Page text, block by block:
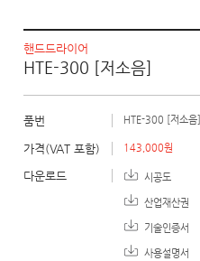
핸드드라이어
HTE-300 [저소음]
품번 HTE-300 [저소음]
가격(VAT 포함) 143,000원
다운로드 시공도
산업재산권
기술인증서
사용설명서